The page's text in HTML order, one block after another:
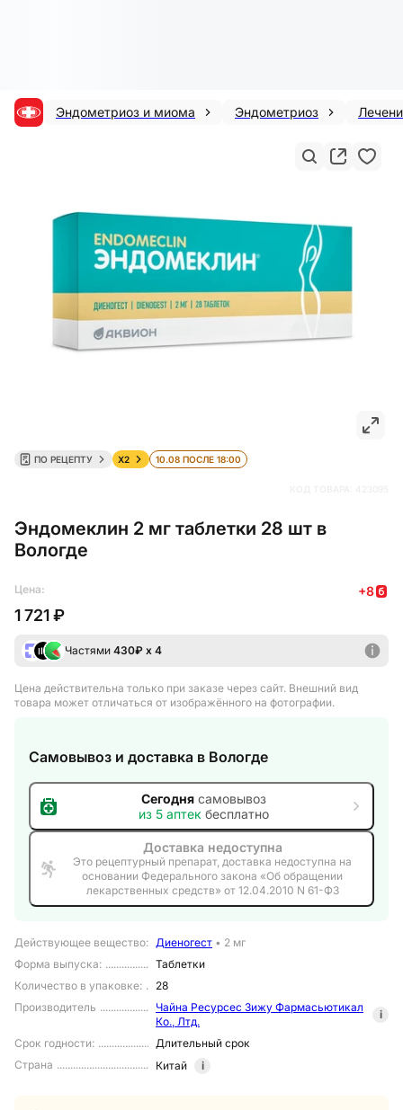
Эндометриоз и миома Эндометриоз
Эндомеклин 2 мг таблетки 28 шт в
Вологде
ПО РЕЦЕПТУ X2 10.08 ПОСЛЕ 18:00
Действующее вещество: Диеногест • 2 мг
Форма выпуска:
Таблетки
Количество в упаковке:
28
Производитель
Чайна Ресурсес Зижу Фармасьютикал
Ко., Лтд.
i
Срок годности:
Длительный срок
Страна
Китай i
Цена: +8
1 721 ₽
Частями 430₽ х 4
Цена действительна только при заказе через сайт. Внешний вид
товара может отличаться от изображённого на фотографии.
Самовывоз и доставка в Вологде
Сегоднясамовывоз
из 5 аптек бесплатно
Доставка недоступна
Это рецептурный препарат, доставка недоступна на
основании Федерального закона «Об обращении
лекарственных средств» от 12.04.2010 N 61-ФЗ